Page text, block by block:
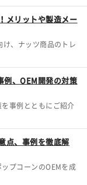
メリットや製造メー
、ナッツ商品のトレ
例、OEM開発の対策
事例とともにご紹介
点、事例を徹底解
プコーンのOEMを成